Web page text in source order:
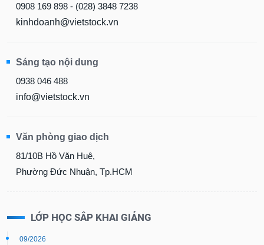
0908 169 898 - (028) 3848 7238
kinhdoanh@vietstock.vn
Sáng tạo nội dung
0938 046 488
info@vietstock.vn
Văn phòng giao dịch
81/10B Hồ Văn Huê,
Phường Đức Nhuận, Tp.HCM
LỚP HỌC SẮP KHAI GIẢNG
09/2026